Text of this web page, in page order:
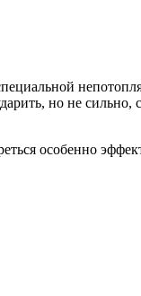
но не сильно,
особенно